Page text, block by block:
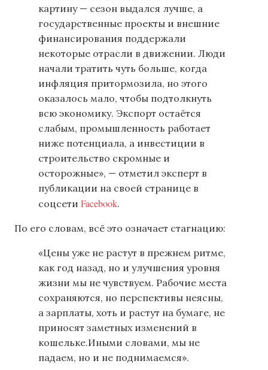
картину — сезон выдался лучше, а
государственные проекты и внешние
финансирования поддержали
некоторые отрасли в движении. Люди
начали тратить чуть больше, когда
инфляция притормозила, но этого
оказалось мало, чтобы подтолкнуть
всю экономику. Экспорт остаётся
слабым, промышленность работает
ниже потенциала, а инвестиции в
строительство скромные и
осторожные», — отметил эксперт в
публикации на своей странице в
соцсети Facebook.
По его словам, всё это означает стагнацию:
«Цены уже не растут в прежнем ритме,
как год назад, но и улучшения уровня
жизни мы не чувствуем. Рабочие места
сохраняются, но перспективы неясны,
а зарплаты, хоть и растут на бумаге, не
приносят заметных изменений в
кошельке.Иными словами, мы не
падаем, но и не поднимаемся».